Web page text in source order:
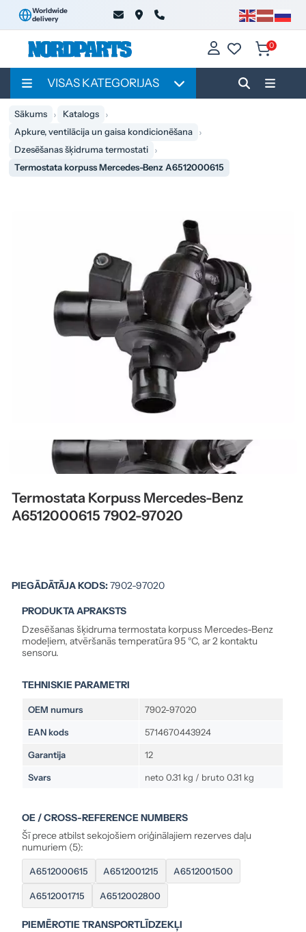
Worldwide
delivery
0
VISAS KATEGORIJAS
Sākums
Katalogs
Apkure, ventilācija un gaisa kondicionēšana
Dzesēšanas šķidruma termostati
Termostata korpuss Mercedes-Benz A6512000615
Termostata Korpuss Mercedes-Benz
A6512000615 7902-97020
PIEGĀDĀTĀJA KODS:7902-97020
PRODUKTA APRAKSTS
Dzesēšanas šķidruma termostata korpuss Mercedes-Benz
modeļiem, atvēršanās temperatūra 95 °C, ar 2 kontaktu
sensoru.
TEHNISKIE PARAMETRI
OEM numurs 7902-97020
EAN kods 5714670443924
Garantija 12
Svars neto 0.31 kg / bruto 0.31 kg
OE / CROSS-REFERENCE NUMBERS
Šī prece atbilst sekojošiem oriģinālajiem rezerves daļu
numuriem (5):
A6512000615 A6512001215 A6512001500
A6512001715 A6512002800
PIEMĒROTIE TRANSPORTLĪDZEKĻI